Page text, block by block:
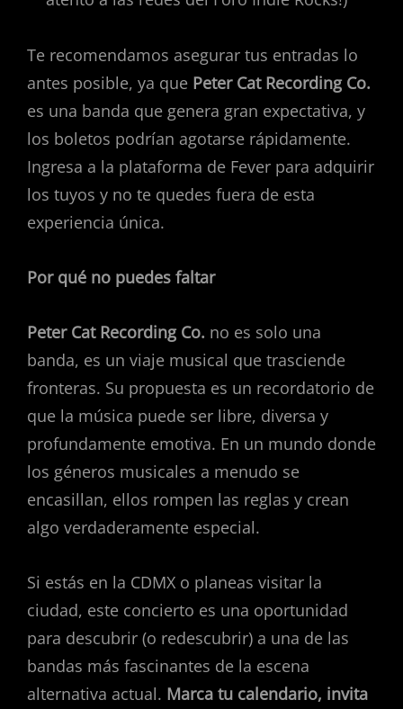
Te recomendamos asegurar tus entradas lo
antes posible, ya que Peter Cat Recording Co.
es una banda que genera gran expectativa, y
los boletos podrían agotarse rápidamente.
Ingresa a la plataforma de Fever para adquirir
los tuyos y no te quedes fuera de esta
experiencia única.
Por qué no puedes faltar
Peter Cat Recording Co. no es solo una
banda, es un viaje musical que trasciende
fronteras. Su propuesta es un recordatorio de
que la música puede ser libre, diversa y
profundamente emotiva. En un mundo donde
los géneros musicales a menudo se
encasillan, ellos rompen las reglas y crean
algo verdaderamente especial.
Si estás en la CDMX o planeas visitar la
ciudad, este concierto es una oportunidad
para descubrir (o redescubrir) a una de las
bandas más fascinantes de la escena
alternativa actual. Marca tu calendario, invita